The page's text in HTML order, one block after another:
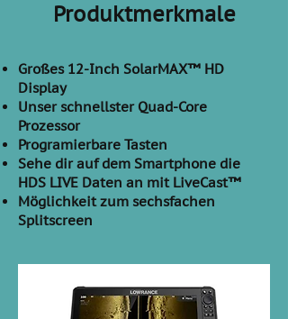
Produktmerkmale
Großes 12-Inch SolarMAX™ HD
Display
Unser schnellster Quad-Core
Prozessor
Programierbare Tasten
Sehe dir auf dem Smartphone die
HDS LIVE Daten an mit LiveCast™
Möglichkeit zum sechsfachen
Splitscreen